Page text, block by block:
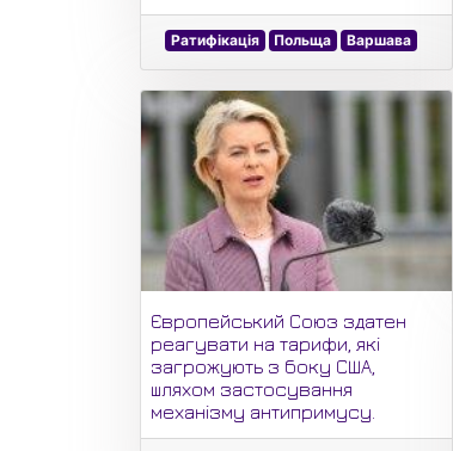
Ратифікація Польща Варшава
Європейський Союз здатен
реагувати на тарифи, які
загрожують з боку США,
шляхом застосування
механізму антипримусу.